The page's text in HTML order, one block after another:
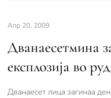
Апр 20, 2009
Дванаесетмина
експлозија во
Дванаесет лица загинаа